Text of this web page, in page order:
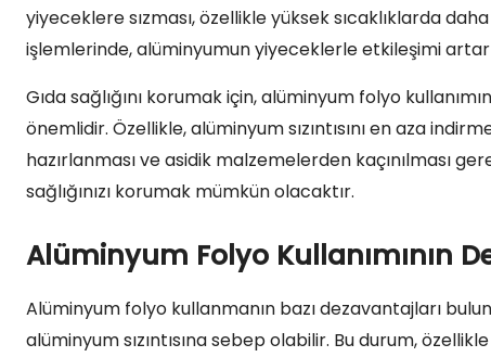
yiyeceklere sızması, özellikle yüksek sıcaklıklarda
işlemlerinde, alüminyumun yiyeceklerle etkileşimi
Gıda sağlığını korumak için, alüminyum folyo
önemlidir. Özellikle, alüminyum sızıntısını en aza
hazırlanması ve asidik malzemelerden kaçınılması
sağlığınızı korumak mümkün olacaktır.
Alüminyum Folyo Kullanımının
Alüminyum folyo kullanmanın bazı dezavantajları
alüminyum sızıntısına sebep olabilir. Bu durum,